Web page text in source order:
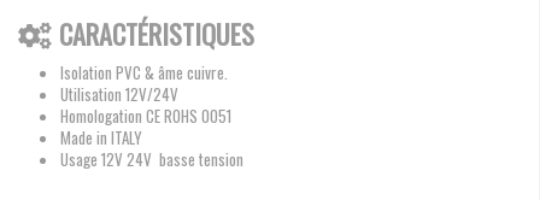
CARACTÉRISTIQUES
Isolation PVC & âme cuivre.
Utilisation 12V/24V
Homologation CE ROHS 0051
Made in ITALY
Usage 12V 24V basse tension